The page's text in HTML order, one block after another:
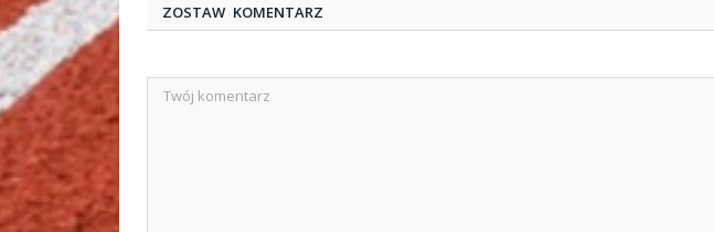
ZOSTAW KOMENTARZ